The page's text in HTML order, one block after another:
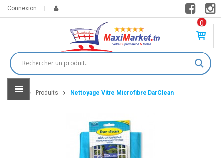
Connexion
0
PR
DU
IT(
S)
Home Produits Nettoyage Vitre Microfibre DarClean